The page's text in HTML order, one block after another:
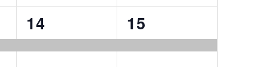
1
event,
14
1
event,
15